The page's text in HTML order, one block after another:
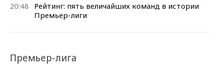
20:48
Рейтинг: пять величайших команд в истории
Премьер-лиги
Премьер-лига